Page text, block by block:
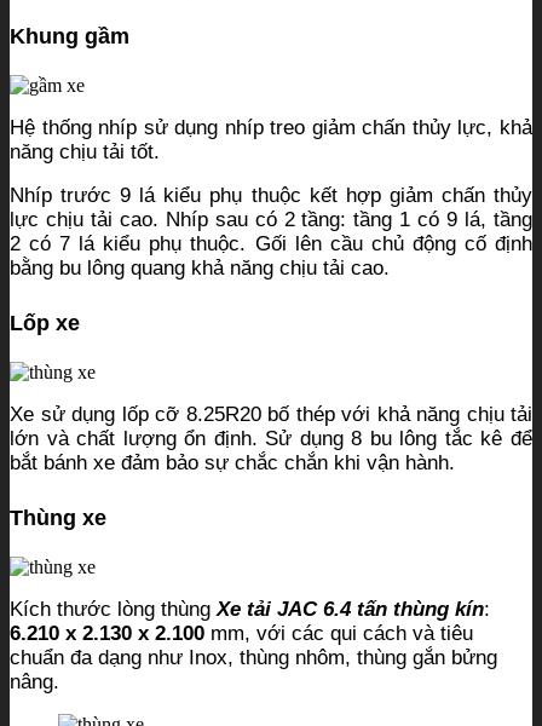
Khung gầm
Hệ thống nhíp sử dụng nhíp treo giảm chấn thủy lực, khả
năng chịu tải tốt.
Nhíp trước 9 lá kiểu phụ thuộc kết hợp giảm chấn thủy
lực chịu tải cao. Nhíp sau có 2 tầng: tầng 1 có 9 lá, tầng
2 có 7 lá kiểu phụ thuộc. Gối lên cầu chủ động cố định
bằng bu lông quang khả năng chịu tải cao.
Lốp xe
Xe sử dụng lốp cỡ 8.25R20 bố thép với khả năng chịu tải
lớn và chất lượng ổn định. Sử dụng 8 bu lông tắc kê để
bắt bánh xe đảm bảo sự chắc chắn khi vận hành.
Thùng xe
Kích thước lòng thùng Xe tải JAC 6.4 tấn thùng kín:
6.210 x 2.130 x 2.100 mm, với các qui cách và tiêu
chuẩn đa dạng như Inox, thùng nhôm, thùng gắn bửng
nâng.